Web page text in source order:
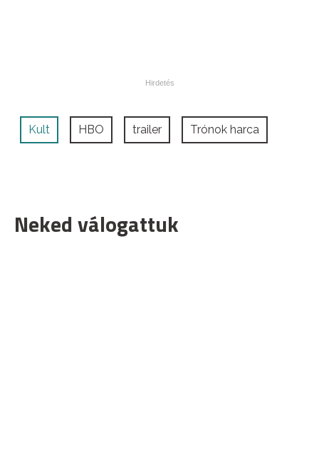
Kult HBO trailer Trónok harca
Neked válogattuk